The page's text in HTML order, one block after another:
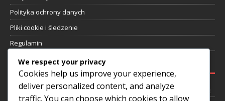
Polityka ochrony danych
Pliki cookie i śledzenie
Regulamin
NAJNOWSZE WPISY
Rivaldo: Wczesne wyzwania, Wkład w klub, Życie poza piłką nożną
We respect your privacy
Cookies help us improve your experience,
deliver personalized content, and analyze
traffic. You can choose which cookies to allow